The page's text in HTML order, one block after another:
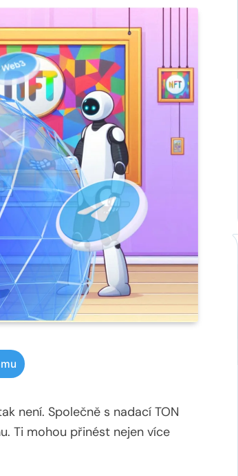
není. Společně s nadací TON
Ti mohou přinést nejen více